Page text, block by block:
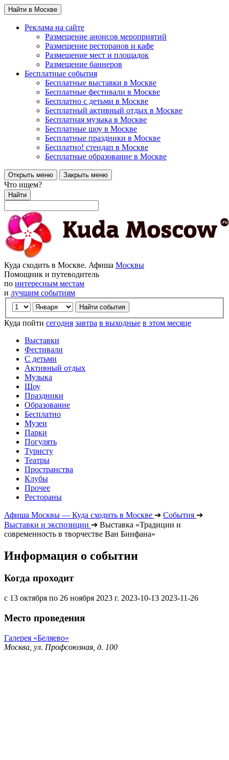
Найти в Москве
Реклама на сайте
Размещение анонсов мероприятий
Размещение ресторанов и кафе
Размещение мест и площадок
Размещение баннеров
Бесплатные события
Бесплатные выставки в Москве
Бесплатные фестивали в Москве
Бесплатно с детьми в Москве
Бесплатный активный отдых в Москве
Бесплатная музыка в Москве
Бесплатные шоу в Москве
Бесплатные праздники в Москве
Бесплатно! стендап в Москве
Бесплатные образование в Москве
Открыть меню Закрыть меню
Что ищем?
Найти
Куда сходить в Москве. Афиша Москвы
Помощник и путеводитель
по интересным местам
и лучшим событиям
Куда пойти сегодня завтра в выходные в этом месяце
Выставки
Фестивали
С детьми
Активный отдых
Музыка
Шоу
Праздники
Образование
Бесплатно
Музеи
Парки
Погулять
Туристу
Театры
Пространства
Клубы
Прочее
Рестораны
Афиша Москвы — Куда сходить в Москве ➔ События ➔
Выставки и экспозиции ➔ Выставка «Традиции и
современность в творчестве Ван Бинфана»
Информация о событии
Когда проходит
с 13 октября по 26 ноября 2023 г. 2023-10-13 2023-11-26
Место проведения
Галерея «Беляево»
Москва, ул. Профсоюзная, д. 100